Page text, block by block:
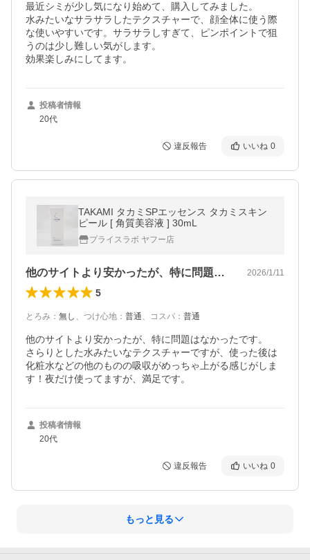
最近シミが少し気になり始めて、購入してみました。
水みたいなサラサラしたテクスチャーで、顔全体に使う際
な使いやすいです。サラサラしすぎて、ピンポイントで狙
うのは少し難しい気がします。
効果楽しみにしてます。
投稿者情報
20代
違反報告 いいね 0
TAKAMI タカミSPエッセンス タカミスキン
ピール [ 角質美容液 ] 30mL
プライスラボ ヤフー店
他のサイトより安かったが、特に問題はな… 2026/1/11
5
とろみ ： 無し 、 つけ心地 ： 普通、 コスパ ： 普通
他のサイトより安かったが、特に問題はなかったです。
さらりとした水みたいなテクスチャーですが、使った後は
化粧水などの他のものの吸収がめっちゃ上がる感じがしま
す！夜だけ使ってますが、満足です。
投稿者情報
20代
違反報告 いいね 0
もっと見る